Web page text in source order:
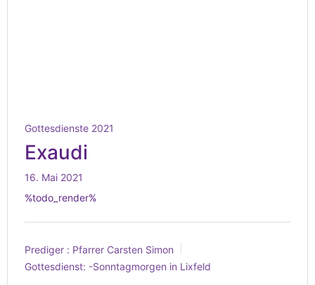
Gottesdienste 2021
Exaudi
16. Mai 2021
%todo_render%
Prediger : Pfarrer Carsten Simon
Gottesdienst: -Sonntagmorgen in Lixfeld